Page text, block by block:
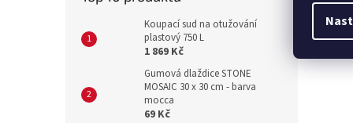
Koupací sud na otužování
plastový 750 L
1 869 Kč
Gumová dlaždice STONE
MOSAIC 30 x 30 cm - barva
mocca
69 Kč